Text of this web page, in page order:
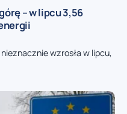
– w lipcu 3,56
wzrosła w lipcu,